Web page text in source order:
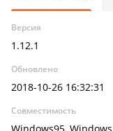
Версия
1.12.1
Обновлено
2018-10-26 16:32:31
Совместимость